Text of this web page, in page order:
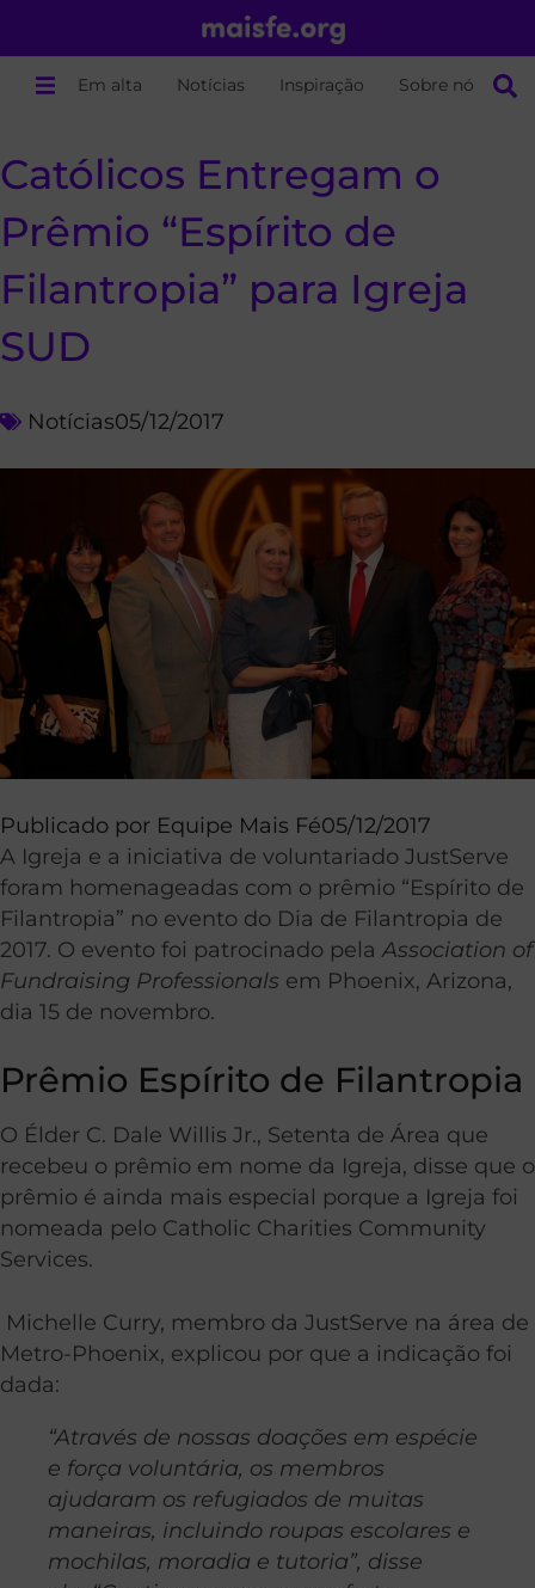
Em alta Notícias Inspiração Sobre nós
Católicos Entregam o
Prêmio “Espírito de
Filantropia” para Igreja
SUD
Notícias05/12/2017
Publicado por Equipe Mais Fé05/12/2017
A Igreja e a iniciativa de voluntariado JustServe
foram homenageadas com o prêmio “Espírito de
Filantropia” no evento do Dia de Filantropia de
2017. O evento foi patrocinado pela Association of
Fundraising Professionals em Phoenix, Arizona,
dia 15 de novembro.
Prêmio Espírito de Filantropia
O Élder C. Dale Willis Jr., Setenta de Área que
recebeu o prêmio em nome da Igreja, disse que o
prêmio é ainda mais especial porque a Igreja foi
nomeada pelo Catholic Charities Community
Services.
Michelle Curry, membro da JustServe na área de
Metro-Phoenix, explicou por que a indicação foi
dada:
“Através de nossas doações em espécie
e força voluntária, os membros
ajudaram os refugiados de muitas
maneiras, incluindo roupas escolares e
mochilas, moradia e tutoria”, disse